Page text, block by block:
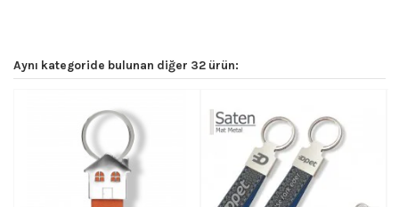
Aynı kategoride bulunan diğer 32 ürün: